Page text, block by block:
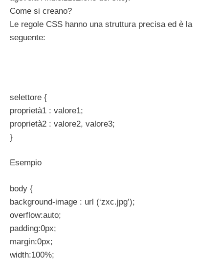
Come si creano?
Le regole CSS hanno una struttura precisa ed è la
seguente:
selettore {
proprietà1 : valore1;
proprietà2 : valore2, valore3;
}
Esempio
body {
background-image : url (‘zxc.jpg’);
overflow:auto;
padding:0px;
margin:0px;
width:100%;